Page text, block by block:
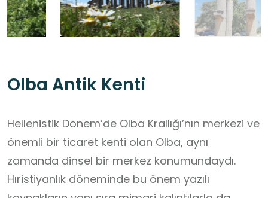
Olba Antik Kenti
Hellenistik Dönem’de Olba Krallığı’nın merkezi ve
önemli bir ticaret kenti olan Olba, aynı
zamanda dinsel bir merkez konumundaydı.
Hıristiyanlık döneminde bu önem yazılı